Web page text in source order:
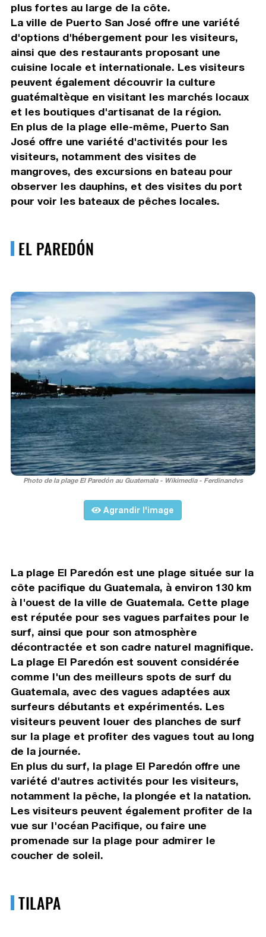
plus fortes au large de la côte.
La ville de Puerto San José offre une variété
d'options d'hébergement pour les visiteurs,
ainsi que des restaurants proposant une
cuisine locale et internationale. Les visiteurs
peuvent également découvrir la culture
guatémaltèque en visitant les marchés locaux
et les boutiques d'artisanat de la région.
En plus de la plage elle-même, Puerto San
José offre une variété d'activités pour les
visiteurs, notamment des visites de
mangroves, des excursions en bateau pour
observer les dauphins, et des visites du port
pour voir les bateaux de pêches locales.
EL PAREDÓN
Photo de la plage El Paredón au Guatemala - Wikimedia - Ferdinandvs
Agrandir l'image
La plage El Paredón est une plage située sur la
côte pacifique du Guatemala, à environ 130 km
à l'ouest de la ville de Guatemala. Cette plage
est réputée pour ses vagues parfaites pour le
surf, ainsi que pour son atmosphère
décontractée et son cadre naturel magnifique.
La plage El Paredón est souvent considérée
comme l'un des meilleurs spots de surf du
Guatemala, avec des vagues adaptées aux
surfeurs débutants et expérimentés. Les
visiteurs peuvent louer des planches de surf
sur la plage et profiter des vagues tout au long
de la journée.
En plus du surf, la plage El Paredón offre une
variété d'autres activités pour les visiteurs,
notamment la pêche, la plongée et la natation.
Les visiteurs peuvent également profiter de la
vue sur l'océan Pacifique, ou faire une
promenade sur la plage pour admirer le
coucher de soleil.
TILAPA